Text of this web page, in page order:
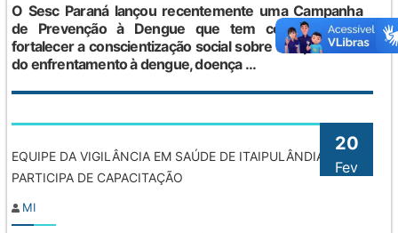
O Sesc Paraná lançou recentemente uma Campanha
de Prevenção à Dengue que tem como objetivo
fortalecer a conscientização social sobre a importância
do enfrentamento à dengue, doença ...
20
Fev
EQUIPE DA VIGILÂNCIA EM SAÚDE DE ITAIPULÂNDIA
PARTICIPA DE CAPACITAÇÃO
MI